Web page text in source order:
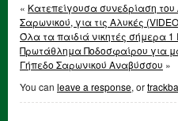
« Κατεπείγουσα συνεδρίαση του
Σαρωνικού, για τις Αλυκές
Όλα τα παιδιά νικητές σήμερα 1
Πρωτάθλημα Ποδοσφαίρου για
Γήπεδο Σαρωνικού Αναβύσσου »
You can leave a response, or